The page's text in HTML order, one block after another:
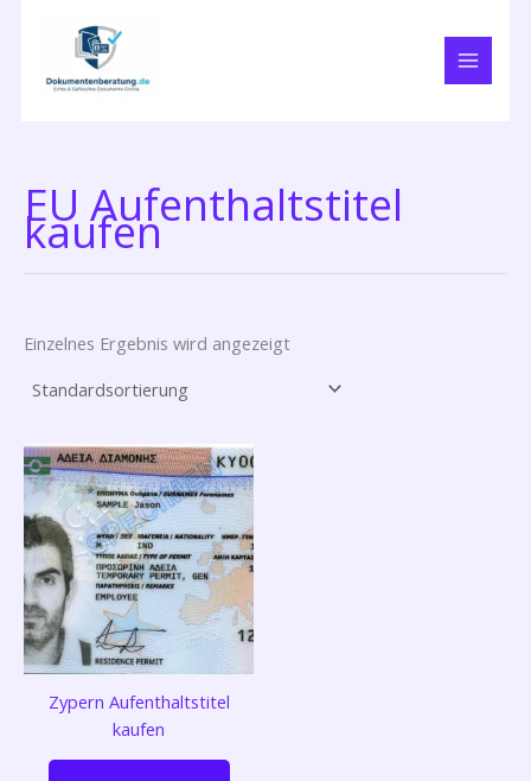
EU Aufenthaltstitel
kaufen
Einzelnes Ergebnis wird angezeigt
Zypern Aufenthaltstitel
kaufen